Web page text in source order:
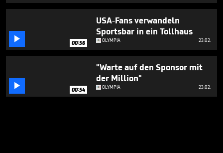
 00:56
USA-Fans verwandeln
Sportsbar in ein Tollhaus
OLYMPIA 23.02.
 00:54
"Warte auf den Sponsor mit
der Million"
OLYMPIA 23.02.